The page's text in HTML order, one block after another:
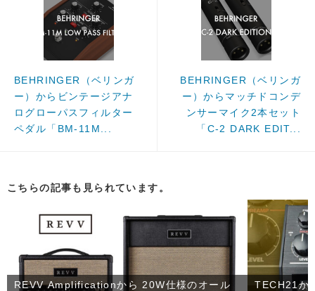
BEHRINGER（ベリンガ
ー）からビンテージアナ
ログローパスフィルター
ペダル「BM-11M...
BEHRINGER（ベリンガ
ー）からマッチドコンデ
ンサーマイク2本セット
「C-2 DARK EDIT...
こちらの記事も見られています。
REVV Amplificationから 20W仕様のオール
TECH21か